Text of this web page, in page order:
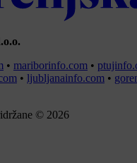
• mariborinfo.com •
• ljubljanainfo.com •
© 2026